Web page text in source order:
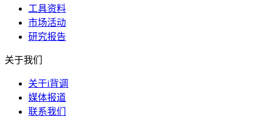
工具资料
市场活动
研究报告
关于我们
关于i背调
媒体报道
联系我们